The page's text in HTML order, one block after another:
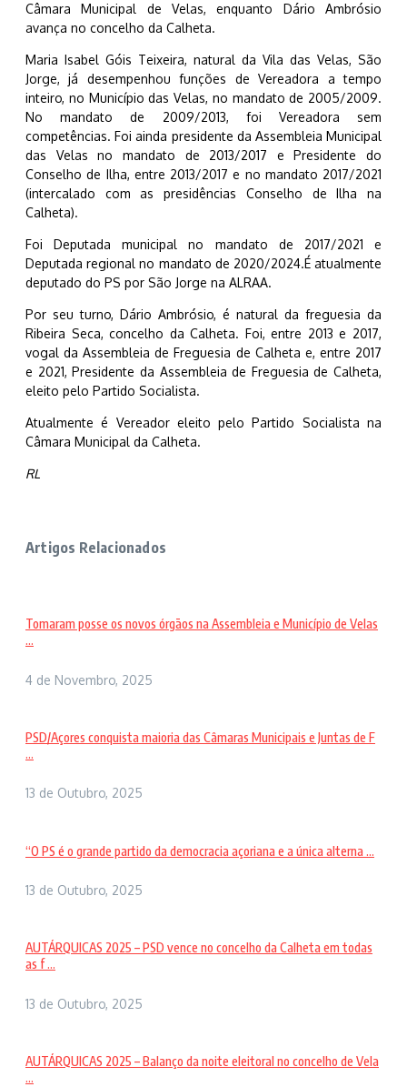
Câmara Municipal de Velas, enquanto Dário Ambrósio
avança no concelho da Calheta.
Maria Isabel Góis Teixeira, natural da Vila das Velas, São
Jorge, já desempenhou funções de Vereadora a tempo
inteiro, no Município das Velas, no mandato de 2005/2009.
No mandato de 2009/2013, foi Vereadora sem
competências. Foi ainda presidente da Assembleia Municipal
das Velas no mandato de 2013/2017 e Presidente do
Conselho de Ilha, entre 2013/2017 e no mandato 2017/2021
(intercalado com as presidências Conselho de Ilha na
Calheta).
Foi Deputada municipal no mandato de 2017/2021 e
Deputada regional no mandato de 2020/2024.É atualmente
deputado do PS por São Jorge na ALRAA.
Por seu turno, Dário Ambrósio, é natural da freguesia da
Ribeira Seca, concelho da Calheta. Foi, entre 2013 e 2017,
vogal da Assembleia de Freguesia de Calheta e, entre 2017
e 2021, Presidente da Assembleia de Freguesia de Calheta,
eleito pelo Partido Socialista.
Atualmente é Vereador eleito pelo Partido Socialista na
Câmara Municipal da Calheta.
RL
Artigos Relacionados
Tomaram posse os novos órgãos na Assembleia e Município de Velas
...
4 de Novembro, 2025
PSD/Açores conquista maioria das Câmaras Municipais e Juntas de F
...
13 de Outubro, 2025
“O PS é o grande partido da democracia açoriana e a única alterna ...
13 de Outubro, 2025
AUTÁRQUICAS 2025 – PSD vence no concelho da Calheta em todas
as f ...
13 de Outubro, 2025
AUTÁRQUICAS 2025 – Balanço da noite eleitoral no concelho de Vela
...